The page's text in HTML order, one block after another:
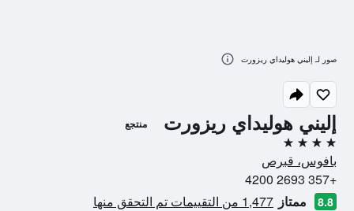
إليني هوليداي ريزورت منتجع
4 نجوم
بافوس، قبرص
+357 2693 4200
8.8 ممتاز 1,477 من التقييمات تم التحقق منها
صور لـ إليني هوليداي ريزورت